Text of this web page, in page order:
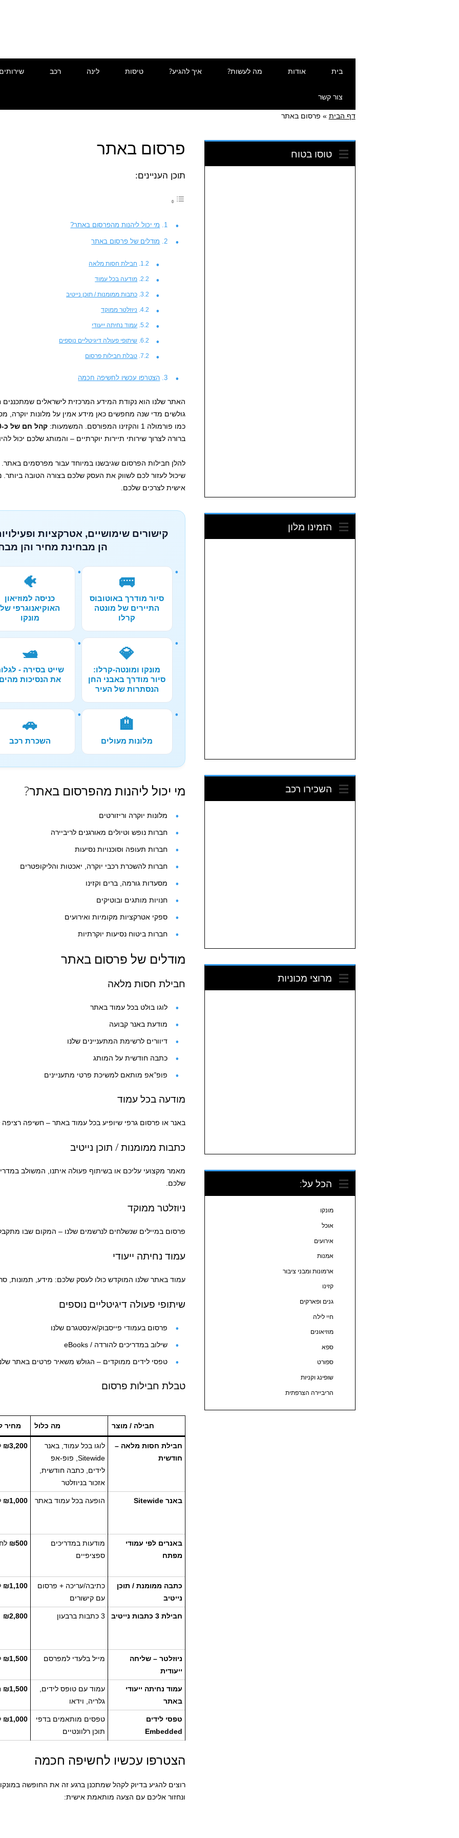
לתוכן
בית אודות מה לעשות? איך להגיע? טיסות לינה רכב
צור קשר
דף הבית » פרסום באתר
פרסום באתר
תוכן העניינים:
מי יכול ליהנות מהפרסום באתר?
מודלים של פרסום באתר
חבילת חסות מלאה
מודעה בכל עמוד
כתבות ממומנות / תוכן נייטיב
ניוזלטר ממוקד
עמוד נחיתה ייעודי
שיתופי פעולה דיגיטליים נוספים
טבלת חבילות פרסום
הצטרפו עכשיו לחשיפה חכמה
האתר שלנו הוא נקודת המידע המרכזית לישראלים שמתכננים
גולשים מדי שנה מחפשים כאן מידע אמין על מלונות יוקרה,
כמו פורמולה 1 והקזינו המפורסם. המשמעות:
קהל חם של כ-20,000 גולשים בשנה
ברורה לצרוך שירותי תיירות יוקרתיים – והמותג שלכם יכול
להלן חבילות הפרסום שגיבשנו במיוחד עבור מפרסמים
שיכול לעזור לכם לשווק את העסק שלכם בצורה הטובה
אישית לצרכים שלכם.
קישורים שימושיים, אטרקציות
הן מבחינת מחיר והן
🚌
סיור מודרך באוטובוס
התיירים של מונטה
קרלו
🐠
כניסה למוזיאון
האוקיאנוגרפי של
מונקו
💎
מונקו ומונטה-קרלו:
סיור מודרך באבני החן
הנסתרות של העיר
🛥️
שייט בסירה -
את הנסיכות מהים
🏨
מלונות מעולים
🚗
השכרת רכב
מי יכול ליהנות מהפרסום באתר?
מלונות יוקרה וריזורטים
חברות נופש וטיולים מאורגנים לריביירה
חברות תעופה וסוכנויות נסיעות
חברות להשכרת רכבי יוקרה, יאכטות והליקופטרים
מסעדות גורמה, ברים וקזינו
חנויות מותגים ובוטיקים
ספקי אטרקציות מקומיות ואירועים
חברות ביטוח נסיעות יוקרתיות
מודלים של פרסום באתר
חבילת חסות מלאה
לוגו בולט בכל עמוד באתר
מודעת באנר קבועה
דיוורים לרשימת המתעניינים שלנו
כתבה חודשית על המותג
פופ־אפ מותאם למשיכת פרטי מתעניינים
מודעה בכל עמוד
באנר או פרסום גרפי שיופיע בכל עמוד באתר – חשיפה רציפה
כתבות ממומנות / תוכן נייטיב
מאמר מקצועי עליכם או בשיתוף פעולה איתנו, המשולב
שלכם.
ניוזלטר ממוקד
פרסום במיילים שנשלחים לנרשמים שלנו – המקום שבו
עמוד נחיתה ייעודי
עמוד באתר שלנו המוקדש כולו לעסק שלכם: מידע, תמונות,
שיתופי פעולה דיגיטליים נוספים
פרסום בעמודי פייסבוק/אינסטגרם שלנו
שילוב במדריכים להורדה / eBooks
טפסי לידים ממוקדים – הגולש משאיר פרטים באתר
טבלת חבילות פרסום
חבילה / מוצר מה כלול מחיר
חבילת חסות מלאה –
חודשית
לוגו בכל עמוד, באנר
Sitewide, פופ-אפ
לידים, כתבה חודשית,
אזכור בניוזלטר
₪3,200
באנר Sitewide הופעה בכל עמוד באתר ₪1,000
באנרים לפי עמודי
מפתח
מודעות במדריכים
ספציפיים
₪500
כתבה ממומנת / תוכן
נייטיב
כתיבה/עריכה + פרסום
עם קישורים
₪1,100
חבילת 3 כתבות נייטיב 3 כתבות ברבעון ₪2,800
ניוזלטר – שליחה
ייעודית
מייל בלעדי למפרסם ₪1,500
עמוד נחיתה ייעודי
באתר
עמוד עם טופס לידים,
גלריה, וידאו
₪1,500
טפסי לידים
Embedded
טפסים מותאמים בדפי
תוכן רלוונטיים
₪1,000
הצטרפו עכשיו לחשיפה חכמה
רוצים להגיע בדיוק לקהל שמתכנן ברגע זה את החופשה
ונחזור אליכם עם הצעה מותאמת אישית:
טוסו בטוח
הזמינו מלון
השכירו רכב
מרוצי מכוניות
הכל על:
מונקו
אוכל
אירועים
אמנות
ארמונות ומבני ציבור
קזינו
גנים ופארקים
חיי לילה
מוזיאונים
ספא
ספורט
שופינג וקניות
הריביירה הצרפתית